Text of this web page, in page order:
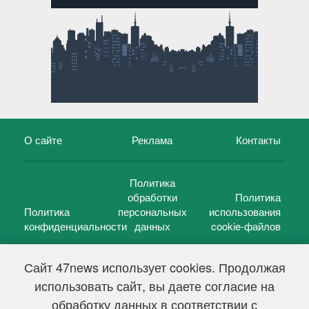
Сайт 47news использует cookies. Продолжая
использовать сайт, вы даете согласие на
обработку данных в соответствии с
О сайте Реклама Контакты
Политика
конфиденциальности
Политика
обработки
персональных
данных
Политика
использования
cookie-файлов
47 новостей (47 news)2005 — 2026 г.
Свидетельство о регистрации СМИ Эл № ФС 77-39848, выдано